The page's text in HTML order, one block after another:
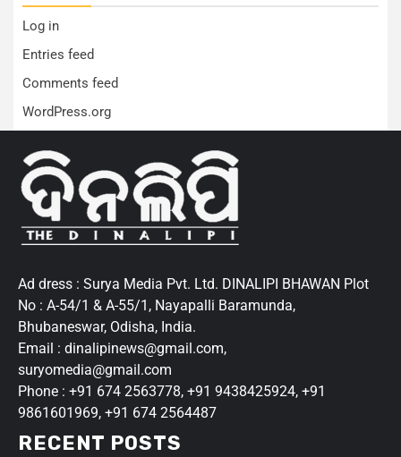
Log in
Entries feed
Comments feed
WordPress.org
Ad dress : Surya Media Pvt. Ltd. DINALIPI BHAWAN Plot
No : A-54/1 & A-55/1, Nayapalli Baramunda,
Bhubaneswar, Odisha, India.
Email : dinalipinews@gmail.com,
suryomedia@gmail.com
Phone : +91 674 2563778, +91 9438425924, +91
9861601969, +91 674 2564487
RECENT POSTS